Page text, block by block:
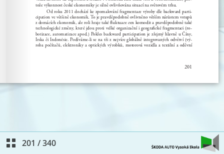
201 /340